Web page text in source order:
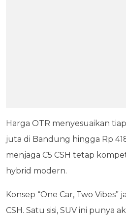
Harga OTR menyesuaikan
juta di Bandung hingga Rp
menjaga C5 CSH tetap
hybrid modern.
Konsep “One Car, Two Vibes”
CSH. Satu sisi, SUV ini punya